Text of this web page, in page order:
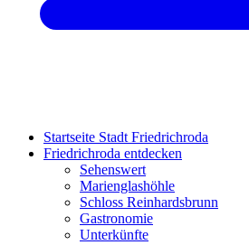
Startseite Stadt Friedrichroda
Friedrichroda entdecken
Sehenswert
Marienglashöhle
Schloss Reinhardsbrunn
Gastronomie
Unterkünfte